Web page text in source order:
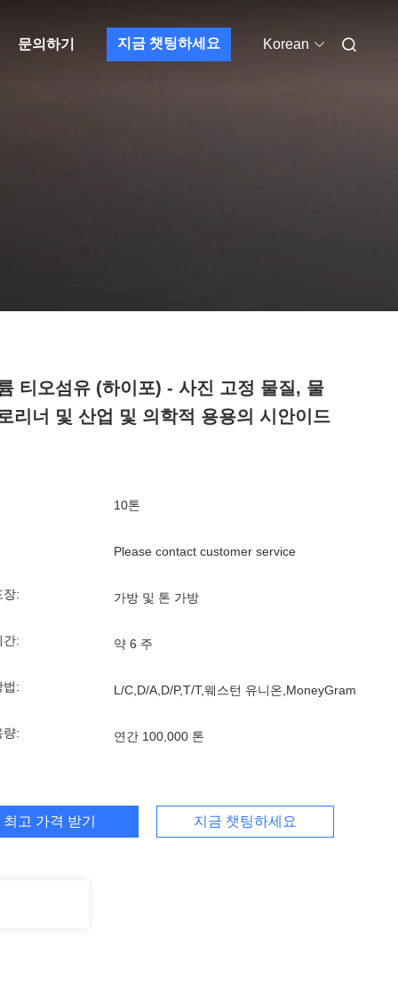
문의하기 지금 챗팅하세요 Korean
티오섬유 (하이포) - 사진 고정 물질, 물
리너 및 산업 및 의학적 용용의 시안이드
10톤
Please contact customer service
장: 가방 및 톤 가방
간: 약 6 주
법: L/C,D/A,D/P,T/T,웨스턴 유니온,MoneyGram
량: 연간 100,000 톤
최고 가격 받기 지금 챗팅하세요